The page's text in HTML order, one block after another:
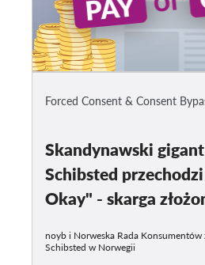
Forced Consent & Consent
Skandynawski
Schibsted
Okay" - skarga
noyb i Norweska Rada Konsumentów
Schibsted w Norwegii